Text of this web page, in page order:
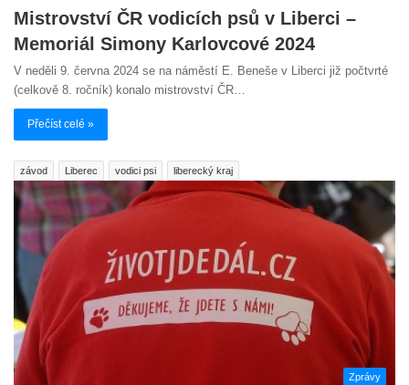
Mistrovství ČR vodicích psů v Liberci –
Memoriál Simony Karlovcové 2024
V neděli 9. června 2024 se na náměstí E. Beneše v Liberci již počtvrté
(celkově 8. ročník) konalo mistrovství ČR…
Přečíst celé »
závod Liberec vodici psi liberecký kraj
Zprávy